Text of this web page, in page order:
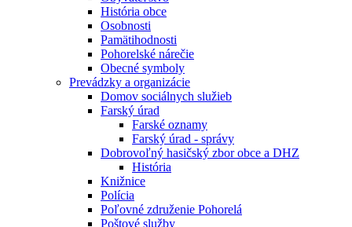
História obce
Osobnosti
Pamätihodnosti
Pohorelské nárečie
Obecné symboly
Prevádzky a organizácie
Domov sociálnych služieb
Farský úrad
Farské oznamy
Farský úrad - správy
Dobrovoľný hasičský zbor obce a DHZ
História
Knižnice
Polícia
Poľovné združenie Pohorelá
Poštové služby